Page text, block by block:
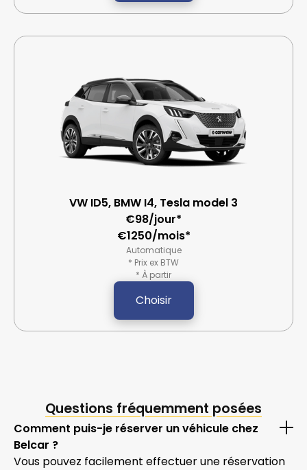
VW ID5, BMW I4, Tesla model 3
€98/jour*
€1250/mois*
Automatique
* Prix ex BTW
* À partir
Choisir
Questions fréquemment posées
Comment puis-je réserver un véhicule chez
Belcar ?
Vous pouvez facilement effectuer une réservation